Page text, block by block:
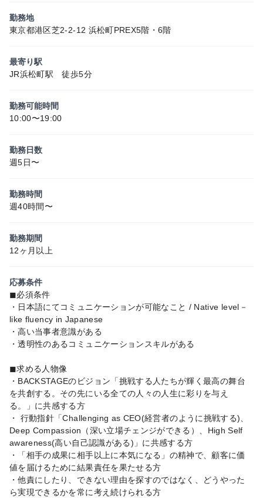
勤務地
東京都港区芝2-2-12 浜松町PREX5階・6階
最寄り駅
JR浜松町駅 徒歩5分
勤務可能時間
10:00〜19:00
勤務日数
週5日〜
勤務時間
週40時間〜
勤務期間
12ヶ月以上
応募条件
◼︎必須条件
・日本語にてコミュニケーションが可能なこと / Native level－
like fluency in Japanese
・高い当事者意識がある
・透明性のあるコミュニケーションスキルがある
◼︎求める人物像
・BACKSTAGEのビジョン「挑戦する人たちが輝く最高の舞台
を共創する。その先にいる全ての人々の人生に彩りを与え
る。」に共感する方
・ 行動指針「Challenging as CEO(経営者のように挑戦する)、
Deep Compassion（深い立場チェンジができる）、High Self
awareness(高い自己認識がある)」に共感する方
・「相手の成果に相手以上に本気になる」の精神で、顧客に価
値を届けるために結果責任を果たせる方
・他責にしたり、できない理由を探すのではなく、どうやった
ら実現できるかを常に考え続けられる方